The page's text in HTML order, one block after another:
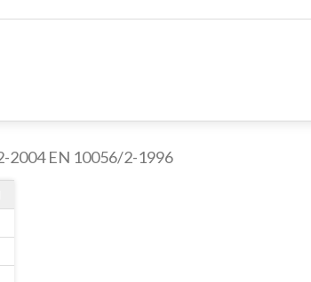
2004 EN 10056/2-1996